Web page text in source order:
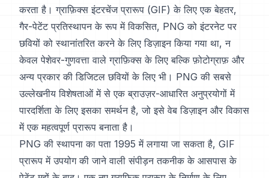
करता है। ग्राफ़िक्स इंटरचेंज प्रारूप (GIF) के लिए एक बेहतर,
गैर-पेटेंट प्रतिस्थापन के रूप में विकसित, PNG को इंटरनेट पर
छवियों को स्थानांतरित करने के लिए डिज़ाइन किया गया था, न
केवल पेशेवर-गुणवत्ता वाले ग्राफ़िक्स के लिए बल्कि फ़ोटोग्राफ़ और
अन्य प्रकार की डिजिटल छवियों के लिए भी। PNG की सबसे
उल्लेखनीय विशेषताओं में से एक ब्राउज़र-आधारित अनुप्रयोगों में
पारदर्शिता के लिए इसका समर्थन है, जो इसे वेब डिज़ाइन और विकास
में एक महत्वपूर्ण प्रारूप बनाता है।
PNG की स्थापना का पता 1995 में लगाया जा सकता है, GIF
प्रारूप में उपयोग की जाने वाली संपीड़न तकनीक के आसपास के